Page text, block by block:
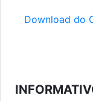
Download do